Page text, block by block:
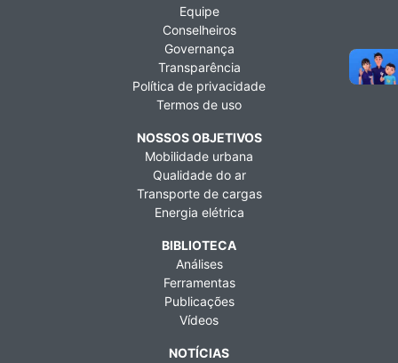
Equipe
Conselheiros
Governança
Transparência
Política de privacidade
Termos de uso
NOSSOS OBJETIVOS
Mobilidade urbana
Qualidade do ar
Transporte de cargas
Energia elétrica
BIBLIOTECA
Análises
Ferramentas
Publicações
Vídeos
NOTÍCIAS